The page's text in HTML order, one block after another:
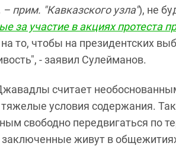
– прим. "Кавказского узла"), не
за участие в акциях протеста
то, чтобы на президентских
- заявил Сулейманов.
считает
условия содержания.
свободно передвигаться по
заключенные живут в